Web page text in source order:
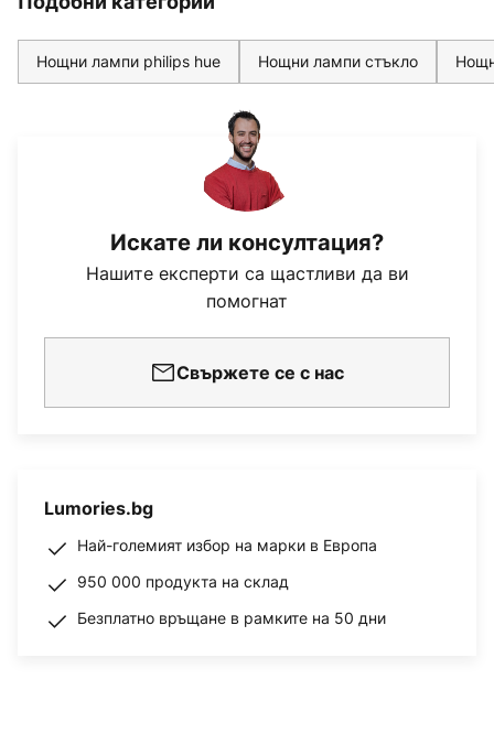
Нощни лампи philips hue Нощни лампи стъкло
Искате ли консултация?
Нашите експерти са щастливи да ви
помогнат
Свържете се с нас
Lumories.bg
Най-големият избор на марки в Европа
950 000 продукта на склад
Безплатно връщане в рамките на 50 дни